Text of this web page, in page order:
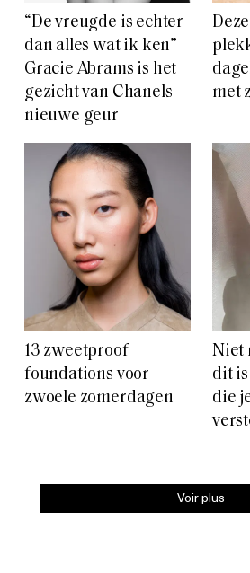
“De vreugde is echter
dan alles wat ik ken”
Gracie Abrams is het
gezicht van Chanels
nieuwe geur
met
13 zweetproof
foundations voor
zwoele zomerdagen
Niet
dit
die
Voir plus